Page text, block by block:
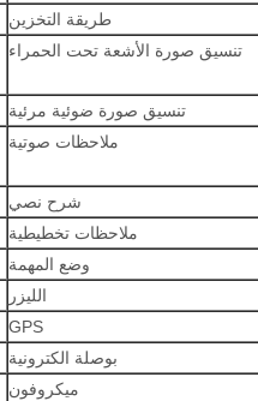
طريقة التخزين
تنسيق صورة الأشعة تحت الحمراء
تنسيق صورة ضوئية مرئية
ملاحظات صوتية
شرح نصي
ملاحظات تخطيطية
وضع المهمة
الليزر
GPS
بوصلة الكترونية
ميكروفون